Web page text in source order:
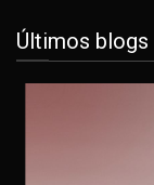
Últimos blogs